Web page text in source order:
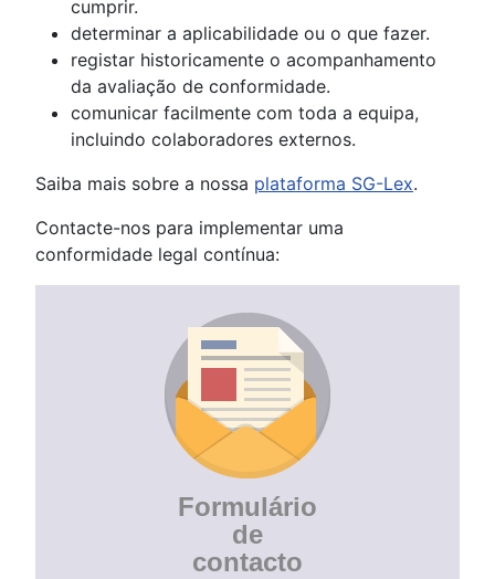
cumprir.
determinar a aplicabilidade ou o que fazer.
registar historicamente o acompanhamento
da avaliação de conformidade.
comunicar facilmente com toda a equipa,
incluindo colaboradores externos.
Saiba mais sobre a nossa plataforma SG-Lex.
Contacte-nos para implementar uma
conformidade legal contínua:
Formulário
de
contacto